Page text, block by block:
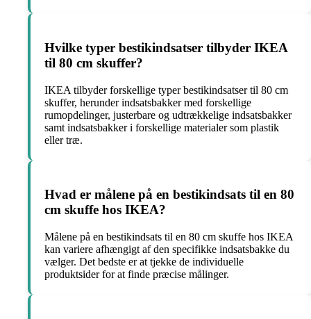
Hvilke typer bestikindsatser tilbyder IKEA
til 80 cm skuffer?
IKEA tilbyder forskellige typer bestikindsatser til 80 cm
skuffer, herunder indsatsbakker med forskellige
rumopdelinger, justerbare og udtrækkelige indsatsbakker
samt indsatsbakker i forskellige materialer som plastik
eller træ.
Hvad er målene på en bestikindsats til en 80
cm skuffe hos IKEA?
Målene på en bestikindsats til en 80 cm skuffe hos IKEA
kan variere afhængigt af den specifikke indsatsbakke du
vælger. Det bedste er at tjekke de individuelle
produktsider for at finde præcise målinger.